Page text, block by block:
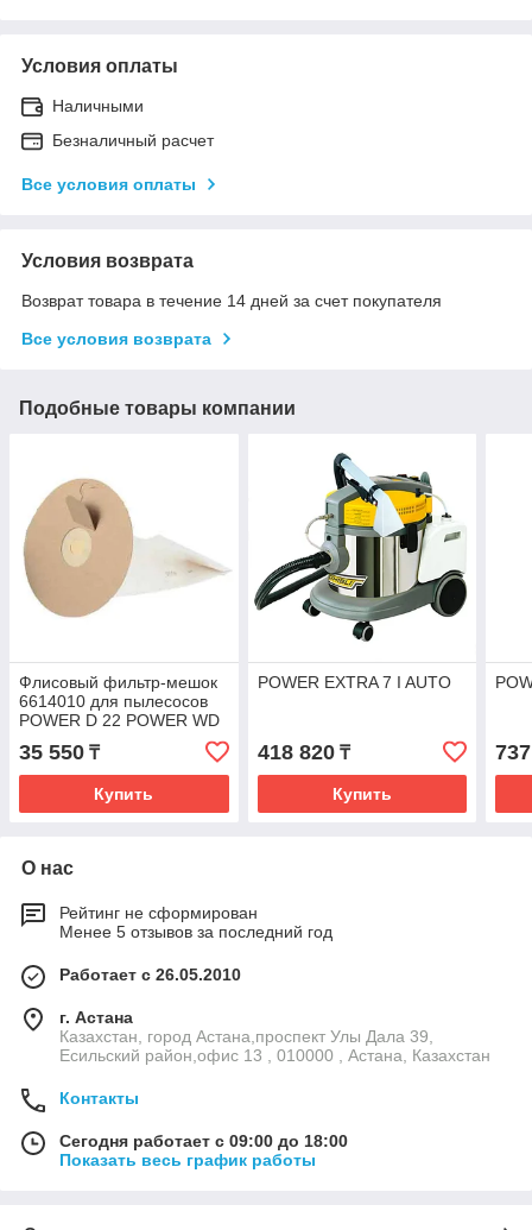
Условия оплаты
Наличными
Безналичный расчет
Все условия оплаты
Условия возврата
Возврат товара в течение 14 дней за счет покупателя
Все условия возврата
Подобные товары компании
Флисовый фильтр-мешок
6614010 для пылесосов
POWER D 22 POWER WD
22 AS 10 POWER EXTRA 7
35 550 ₸
Купить
POWER EXTRA 7 I AUTO
418 820₸
Купить
О нас
Рейтинг не сформирован
Менее 5 отзывов за последний год
Работает с 26.05.2010
г. Астана
Казахстан, город Астана,проспект Улы Дала 39,
Есильский район,офис 13 , 010000 , Астана, Казахстан
Контакты
Сегодня работает с 09:00 до 18:00
Показать весь график работы